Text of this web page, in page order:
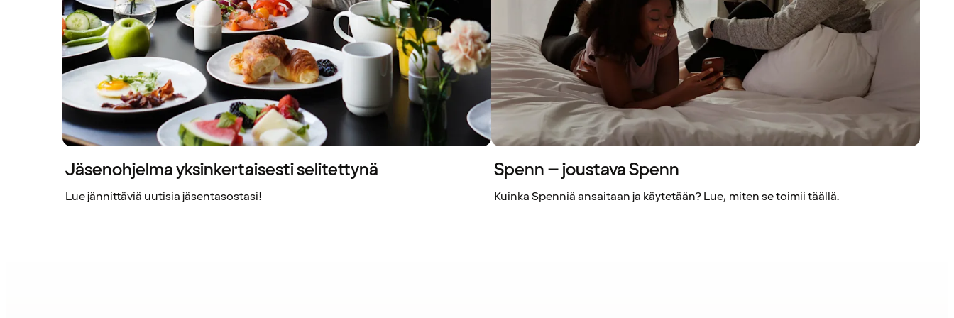
Jäsenohjelma yksinkertaisesti selitettynä
Lue jännittäviä uutisia jäsentasostasi!
Spenn – joustava Spenn
Kuinka Spenniä ansaitaan ja käytetään? Lue, miten se toimii täällä.